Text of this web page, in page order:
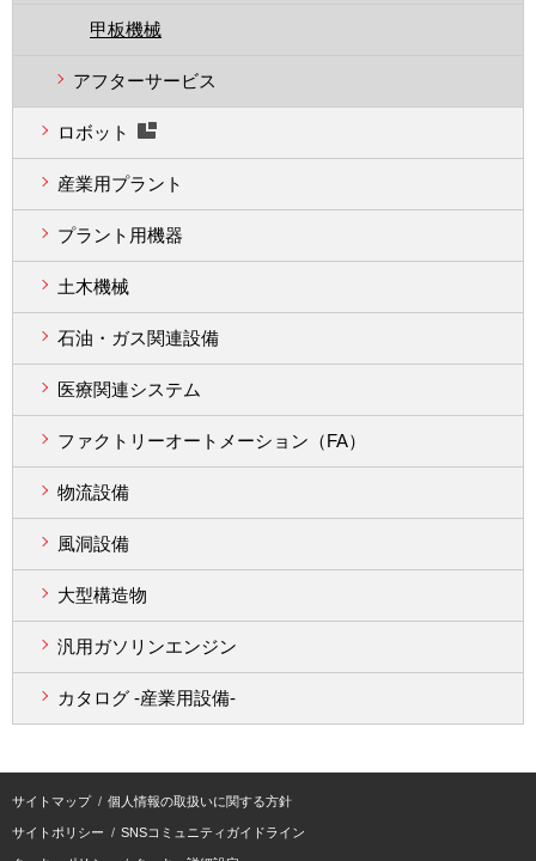
甲板機械
アフターサービス
ロボット
産業用プラント
プラント用機器
土木機械
石油・ガス関連設備
医療関連システム
ファクトリーオートメーション（FA）
物流設備
風洞設備
大型構造物
汎用ガソリンエンジン
カタログ -産業用設備-
サイトマップ 個人情報の取扱いに関する方針
サイトポリシー SNSコミュニティガイドライン